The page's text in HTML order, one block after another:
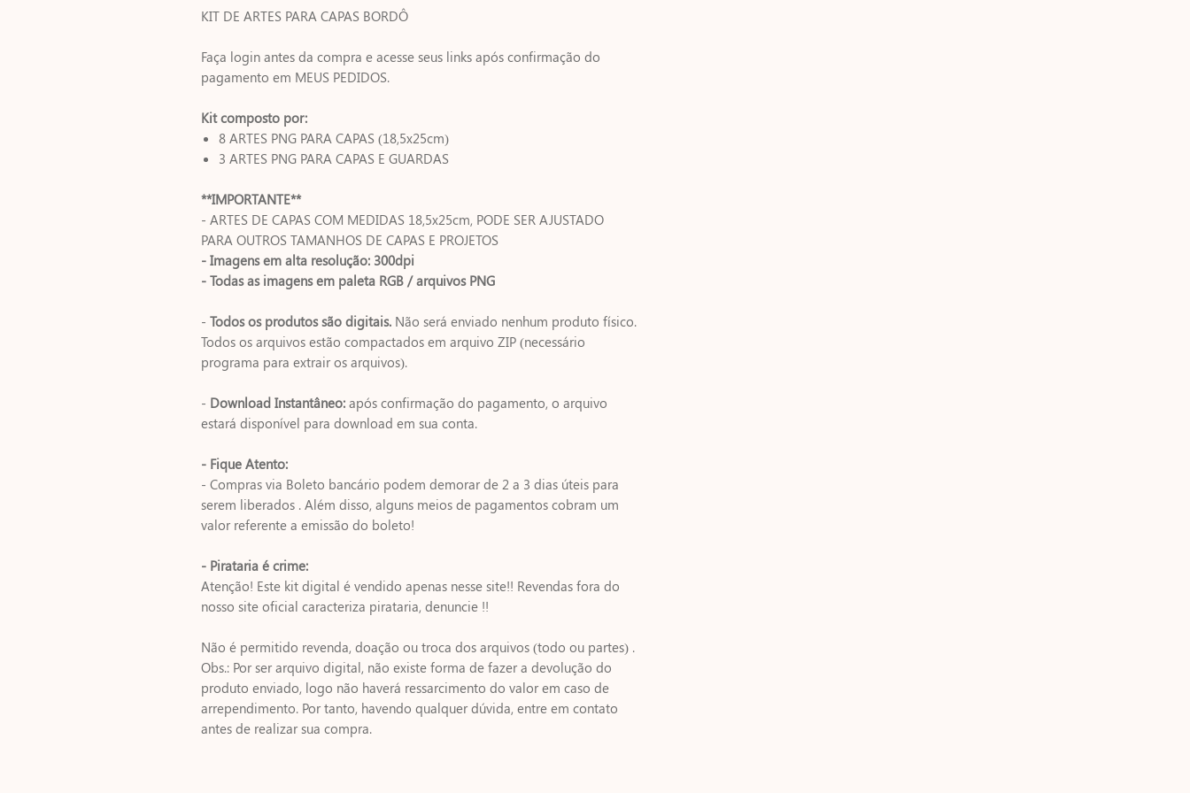
KIT DE ARTES PARA CAPAS BORDÔ
Faça login antes da compra e acesse seus links após confirmação do
pagamento em MEUS PEDIDOS.
Kit composto por:
8 ARTES PNG PARA CAPAS (18,5x25cm)
3 ARTES PNG PARA CAPAS E GUARDAS
**IMPORTANTE**
- ARTES DE CAPAS COM MEDIDAS 18,5x25cm, PODE SER AJUSTADO
PARA OUTROS TAMANHOS DE CAPAS E PROJETOS
- Imagens em alta resolução: 300dpi
- Todas as imagens em paleta RGB / arquivos PNG
- Todos os produtos são digitais. Não será enviado nenhum produto físico.
Todos os arquivos estão compactados em arquivo ZIP (necessário
programa para extrair os arquivos).
- Download Instantâneo: após confirmação do pagamento, o arquivo
estará disponível para download em sua conta.
- Fique Atento:
- Compras via Boleto bancário podem demorar de 2 a 3 dias úteis para
serem liberados . Além disso, alguns meios de pagamentos cobram um
valor referente a emissão do boleto!
- Pirataria é crime:
Atenção! Este kit digital é vendido apenas nesse site!! Revendas fora do
nosso site oficial caracteriza pirataria, denuncie !!
Não é permitido revenda, doação ou troca dos arquivos (todo ou partes) .
Obs.: Por ser arquivo digital, não existe forma de fazer a devolução do
produto enviado, logo não haverá ressarcimento do valor em caso de
arrependimento. Por tanto, havendo qualquer dúvida, entre em contato
antes de realizar sua compra.